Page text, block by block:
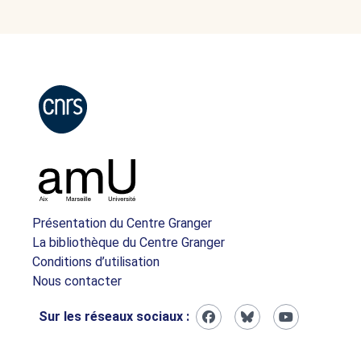
Présentation du Centre Granger
La bibliothèque du Centre Granger
Conditions d’utilisation
Nous contacter
Sur les réseaux sociaux :